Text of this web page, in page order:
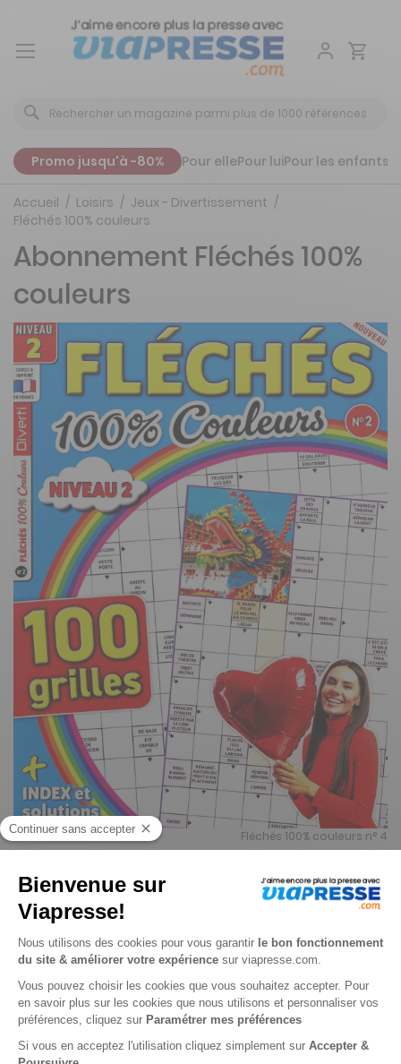
Aller
Promo jusqu'à -80% Pour ellePour luiPour les enfants
Accueil Loisirs
Jeux - Divertissement
Fléchés 100% couleurs
Fléchés 100% couleurs n° 4
Abonnement Fléchés 100%
couleurs
Je choisis un support
Papier
Je choisis une durée